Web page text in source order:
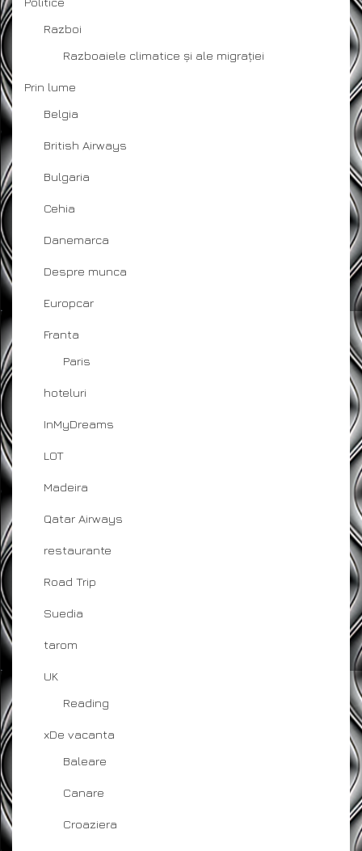
Razboi
Razboaiele climatice și ale migrației
Prin lume
Belgia
British Airways
Bulgaria
Cehia
Danemarca
Despre munca
Europcar
Franta
Paris
hoteluri
InMyDreams
LOT
Madeira
Qatar Airways
restaurante
Road Trip
Suedia
tarom
UK
Reading
xDe vacanta
Baleare
Canare
Croaziera